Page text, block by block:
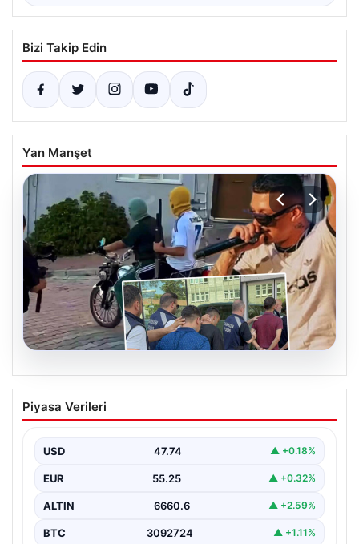
Bizi Takip Edin
Yan Manşet
Rapçi Keskin’in Klip Çekimindeki Silah
Kullanımı Nedeniyle Gözaltı
adıyla bilinen rap müzik sanatçısı Yüşa Keskin, klip…
Piyasa Verileri
USD 47.74 ▲ +0.18%
EUR 55.25 ▲ +0.32%
ALTIN 6660.6 ▲ +2.59%
BTC 3092724 ▲ +1.11%